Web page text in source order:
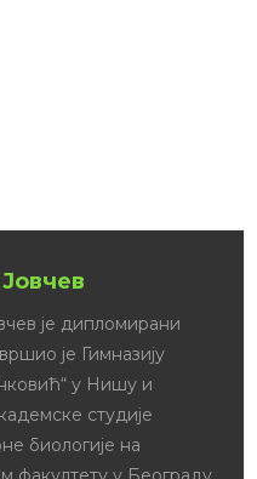
је дипломирани
је Гимназију
у Нишу и
студије
биологије на